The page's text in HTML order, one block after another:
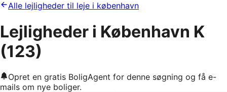
Alle lejligheder til leje i københavn
Lejligheder i København K
(123)
Opret en gratis BoligAgent for denne søgning og få e-
mails om nye boliger.